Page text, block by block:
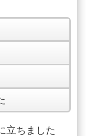
立ちました